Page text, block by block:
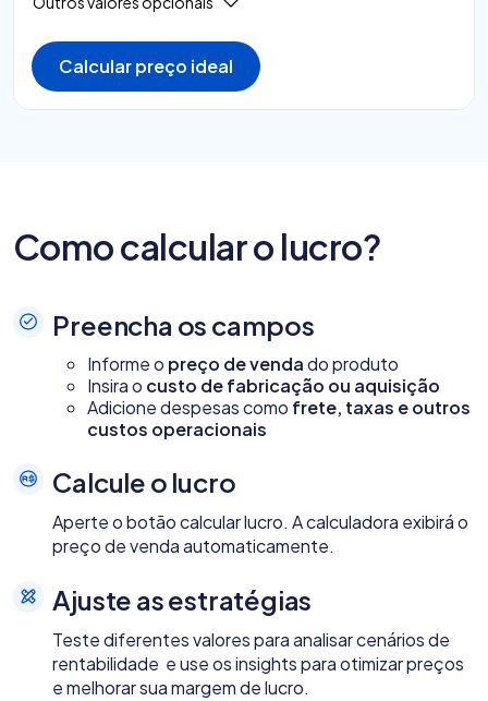
Calcular preço ideal
Como calcular o lucro?
Preencha os campos
Informe o preço de vendado produto
Insira o custo de fabricação ou aquisição
Adicione despesas como frete, taxas e outros
custos operacionais
Calcule o lucro
Aperte o botão calcular lucro. A calculadora exibirá o
preço de venda automaticamente.
Ajuste as estratégias
Teste diferentes valores para analisar cenários de
rentabilidade e use os insights para otimizar preços
e melhorar sua margem de lucro.